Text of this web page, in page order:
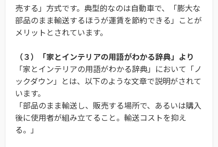
売する」方式です。典型的なのは自動車で、「膨大な
部品のまま輸送するほうが運賃を節約できる」ことが
メリットとされています。
（３）「家とインテリアの用語がわかる辞典」より
「家とインテリアの用語がわかる辞典」において「ノ
ックダウン」とは、以下のような文章で説明がされて
います。
「部品のまま輸送し、販売する場所で、あるいは購入
後に使用者が組み立てること。輸送コストを抑え
る。」